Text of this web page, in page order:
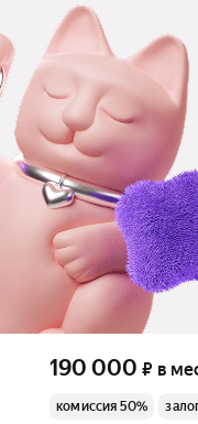
190 000 ₽ в
комиссия 50%